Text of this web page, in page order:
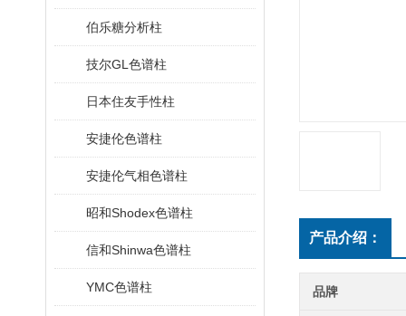
伯乐糖分析柱
技尔GL色谱柱
日本住友手性柱
安捷伦色谱柱
安捷伦气相色谱柱
昭和Shodex色谱柱
信和Shinwa色谱柱
YMC色谱柱
产品介绍：
品牌